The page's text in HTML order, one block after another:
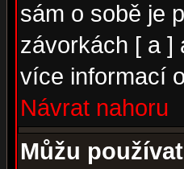
sám o sobě je
závorkách [ a ]
více informací
Návrat nahoru
Můžu